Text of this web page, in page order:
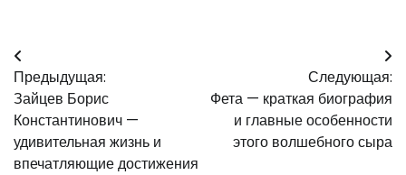
Навигация
по
записям
Предыдущая:
Зайцев Борис
Константинович —
удивительная жизнь и
впечатляющие достижения
Следующая:
Фета — краткая биография
и главные особенности
этого волшебного сыра